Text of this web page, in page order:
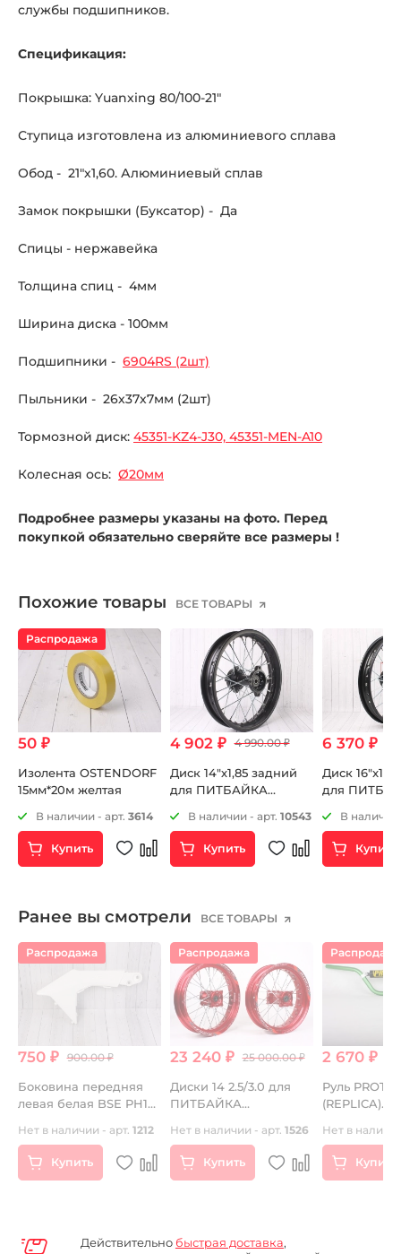
службы подшипников.
Спецификация:
Покрышка: Yuanxing 80/100-21"
Ступица изготовлена из алюминиевого сплава
Обод - 21"х1,60. Алюминиевый сплав
Замок покрышки (Буксатор) - Да
Спицы - нержавейка
Толщина спиц - 4мм
Ширина диска - 100мм
Подшипники - 6904RS (2шт)
Пыльники - 26х37х7мм (2шт)
Тормозной диск: 45351-KZ4-J30, 45351-MEN-A10
Колесная ось: Ø20мм
Подробнее размеры указаны на фото. Перед
покупкой обязательно сверяйте все размеры !
Похожие товары ВСЕ ТОВАРЫ
Распродажа
50 ₽
Изолента OSTENDORF
15мм*20м желтая
В наличии - арт. 3614
Купить
4 902 ₽ 4 990.00 ₽
Диск 14"х1,85 задний
для ПИТБАЙКА
В наличии - арт. 10543
Купить
6 370 ₽
Диск
для
В наличии
Купить
Ранее вы смотрели ВСЕ ТОВАРЫ
Распродажа
750 ₽ 900.00 ₽
Боковина передняя
левая белая BSE PH10
Нет в наличии - арт. 1212
Купить
Распродажа
23 240 ₽ 25 000.00 ₽
Диски 14 2.5/3.0 для
ПИТБАЙКА
красные
Нет в наличии - арт. 1526
Купить
Распродажа
2 670 ₽
Руль
(REPLICA)
высокий
Нет в
Купить
Действительно быстрая доставка,